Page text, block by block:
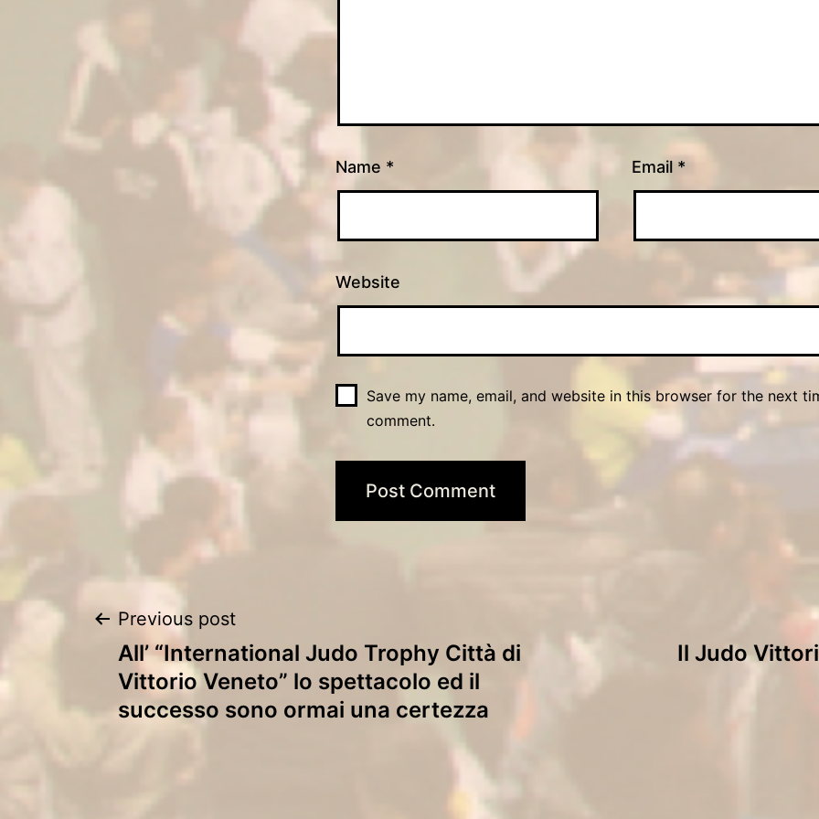
Name * Email *
Website
Save my name, email, and website in this browser for the next
comment.
Post
navigation
Previous post
All’ “International Judo Trophy Città di
Vittorio Veneto” lo spettacolo ed il
successo sono ormai una certezza
Il Judo